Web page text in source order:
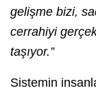
gelişme bizi,
cerrahiyi
taşıyor.”
Sistemin